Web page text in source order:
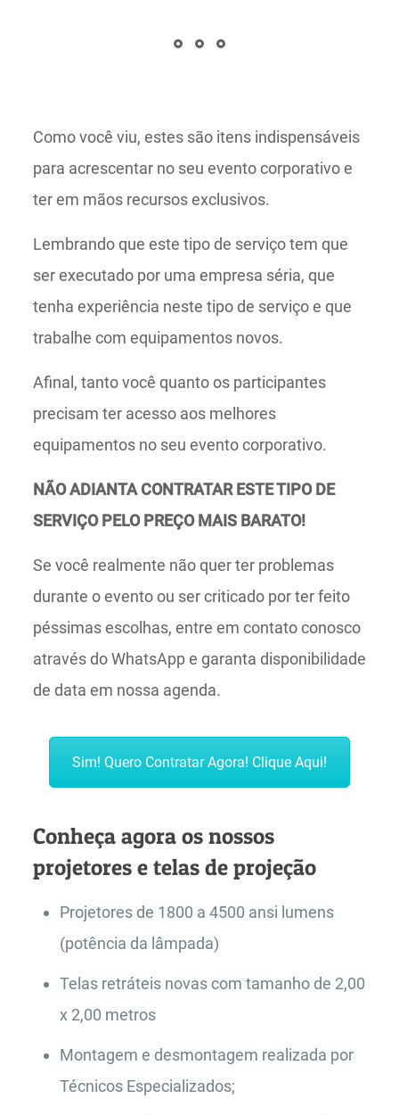
Como você viu, estes são itens indispensáveis
para acrescentar no seu evento corporativo e
ter em mãos recursos exclusivos.
Lembrando que este tipo de serviço tem que
ser executado por uma empresa séria, que
tenha experiência neste tipo de serviço e que
trabalhe com equipamentos novos.
Afinal, tanto você quanto os participantes
precisam ter acesso aos melhores
equipamentos no seu evento corporativo.
NÃO ADIANTA CONTRATAR ESTE TIPO DE
SERVIÇO PELO PREÇO MAIS BARATO!
Se você realmente não quer ter problemas
durante o evento ou ser criticado por ter feito
péssimas escolhas, entre em contato conosco
através do WhatsApp e garanta disponibilidade
de data em nossa agenda.
Sim! Quero Contratar Agora! Clique Aqui!
Conheça agora os nossos
projetores e telas de projeção
Projetores de 1800 a 4500 ansi lumens
(potência da lâmpada)
Telas retráteis novas com tamanho de 2,00
x 2,00 metros
Montagem e desmontagem realizada por
Técnicos Especializados;